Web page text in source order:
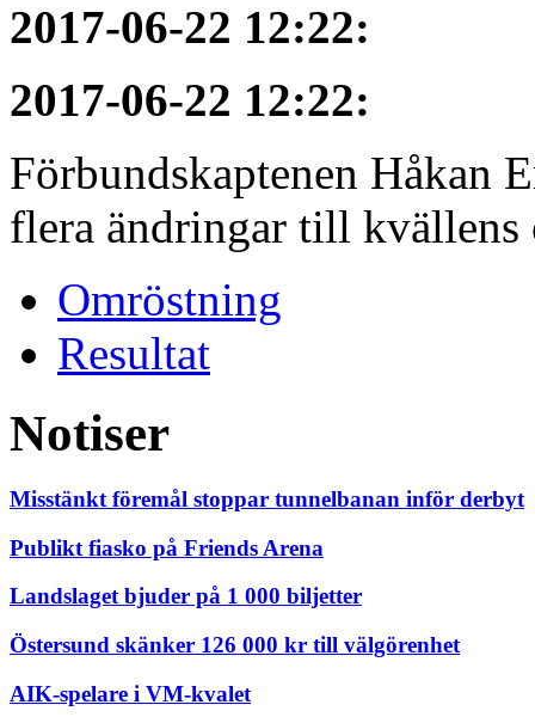
2017-06-22 12:22:
2017-06-22 12:22:
Förbundskaptenen Håkan
flera ändringar till kvällens
Omröstning
Resultat
Notiser
Misstänkt föremål stoppar tunnelbanan inför derbyt
Publikt fiasko på Friends Arena
Landslaget bjuder på 1 000 biljetter
Östersund skänker 126 000 kr till välgörenhet
AIK-spelare i VM-kvalet